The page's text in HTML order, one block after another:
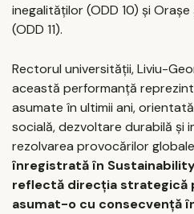
inegalităților (ODD 10) și
(ODD 11).
Rectorul universității, Liviu-
această performanță
asumate în ultimii ani,
socială, dezvoltare durabilă și
rezolvarea provocărilor
înregistrată în
reflectă direcția strategică
asumat-o cu consecvență